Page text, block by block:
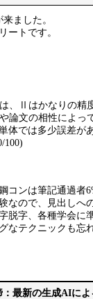
ました。
ートです。
、Ⅱはかなりの
論文の相性によっ
体では多少誤差
100)
コンは筆記通過者
なので、見出しへ
脱字、各種学会に
なテクニックも忘
最新の生成AIによ